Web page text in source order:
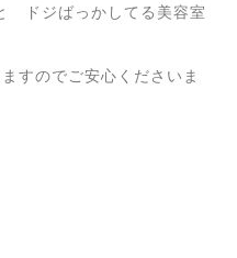
ドジばっかしてる美容室
すのでご安心くださいま